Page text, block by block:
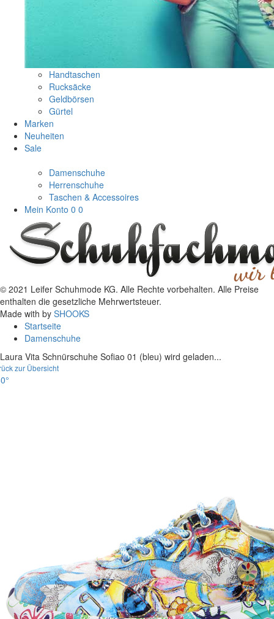
Handtaschen
Rucksäcke
Geldbörsen
Gürtel
Marken
Neuheiten
Sale
Damenschuhe
Herrenschuhe
Taschen & Accessoires
Mein Konto 0 0
© 2021 Leifer Schuhmode KG. Alle Rechte vorbehalten. Alle Preise
enthalten die gesetzliche Mehrwertsteuer.
Made with by SHOOKS
Startseite
Damenschuhe
Laura Vita Schnürschuhe Sofiao 01 (bleu) wird geladen...
zur Übersicht